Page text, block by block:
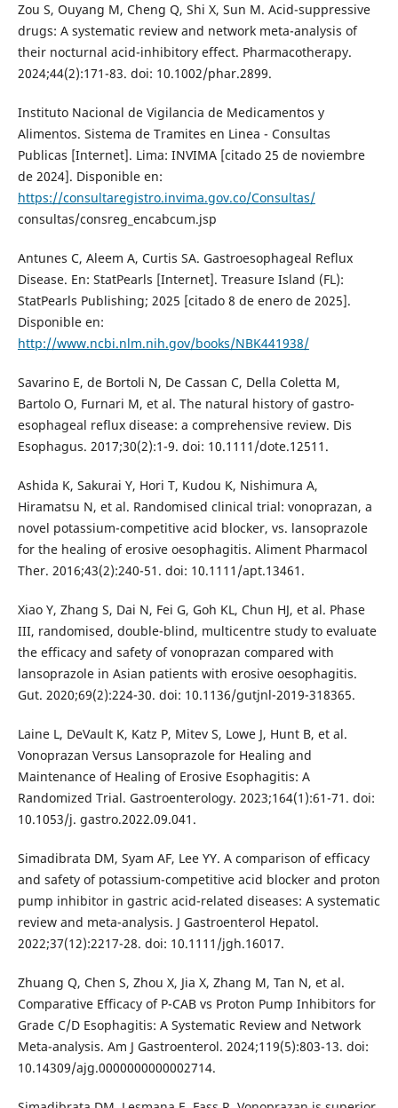
Zou S, Ouyang M, Cheng Q, Shi X, Sun M. Acid-suppressive
drugs: A systematic review and network meta-analysis of
their nocturnal acid-inhibitory effect. Pharmacotherapy.
2024;44(2):171-83. doi: 10.1002/phar.2899.
Instituto Nacional de Vigilancia de Medicamentos y
Alimentos. Sistema de Tramites en Linea - Consultas
Publicas [Internet]. Lima: INVIMA [citado 25 de noviembre
de 2024]. Disponible en:
https://consultaregistro.invima.gov.co/Consultas/
consultas/consreg_encabcum.jsp
Antunes C, Aleem A, Curtis SA. Gastroesophageal Reflux
Disease. En: StatPearls [Internet]. Treasure Island (FL):
StatPearls Publishing; 2025 [citado 8 de enero de 2025].
Disponible en:
http://www.ncbi.nlm.nih.gov/books/NBK441938/
Savarino E, de Bortoli N, De Cassan C, Della Coletta M,
Bartolo O, Furnari M, et al. The natural history of gastro-
esophageal reflux disease: a comprehensive review. Dis
Esophagus. 2017;30(2):1-9. doi: 10.1111/dote.12511.
Ashida K, Sakurai Y, Hori T, Kudou K, Nishimura A,
Hiramatsu N, et al. Randomised clinical trial: vonoprazan, a
novel potassium-competitive acid blocker, vs. lansoprazole
for the healing of erosive oesophagitis. Aliment Pharmacol
Ther. 2016;43(2):240-51. doi: 10.1111/apt.13461.
Xiao Y, Zhang S, Dai N, Fei G, Goh KL, Chun HJ, et al. Phase
III, randomised, double-blind, multicentre study to evaluate
the efficacy and safety of vonoprazan compared with
lansoprazole in Asian patients with erosive oesophagitis.
Gut. 2020;69(2):224-30. doi: 10.1136/gutjnl-2019-318365.
Laine L, DeVault K, Katz P, Mitev S, Lowe J, Hunt B, et al.
Vonoprazan Versus Lansoprazole for Healing and
Maintenance of Healing of Erosive Esophagitis: A
Randomized Trial. Gastroenterology. 2023;164(1):61-71. doi:
10.1053/j. gastro.2022.09.041.
Simadibrata DM, Syam AF, Lee YY. A comparison of efficacy
and safety of potassium-competitive acid blocker and proton
pump inhibitor in gastric acid-related diseases: A systematic
review and meta-analysis. J Gastroenterol Hepatol.
2022;37(12):2217-28. doi: 10.1111/jgh.16017.
Zhuang Q, Chen S, Zhou X, Jia X, Zhang M, Tan N, et al.
Comparative Efficacy of P-CAB vs Proton Pump Inhibitors for
Grade C/D Esophagitis: A Systematic Review and Network
Meta-analysis. Am J Gastroenterol. 2024;119(5):803-13. doi:
10.14309/ajg.0000000000002714.